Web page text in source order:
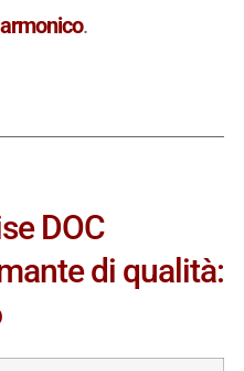
armonico.
DOC
di qualità: